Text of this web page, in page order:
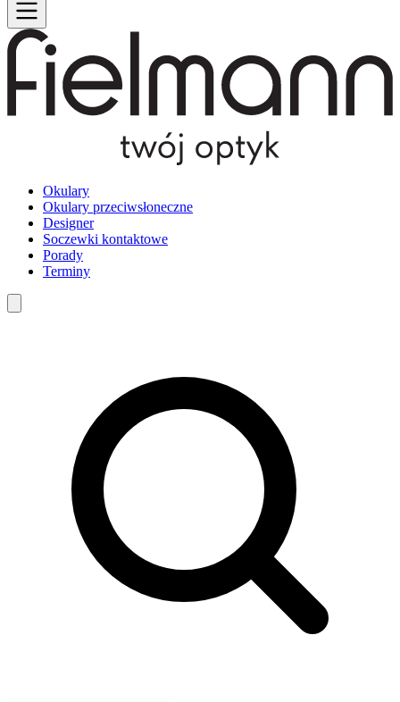
Okulary
Okulary przeciwsłoneczne
Designer
Soczewki kontaktowe
Porady
Terminy